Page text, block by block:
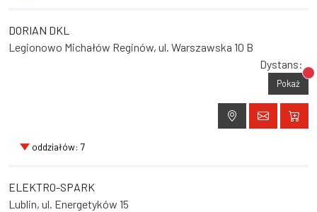
DORIAN DKL
Legionowo Michałów Reginów, ul. Warszawska 10 B
Dystans:
Pokaż
oddziałów: 7
ELEKTRO-SPARK
Lublin, ul. Energetyków 15